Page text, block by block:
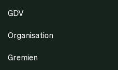
GDV
Organisation
Gremien